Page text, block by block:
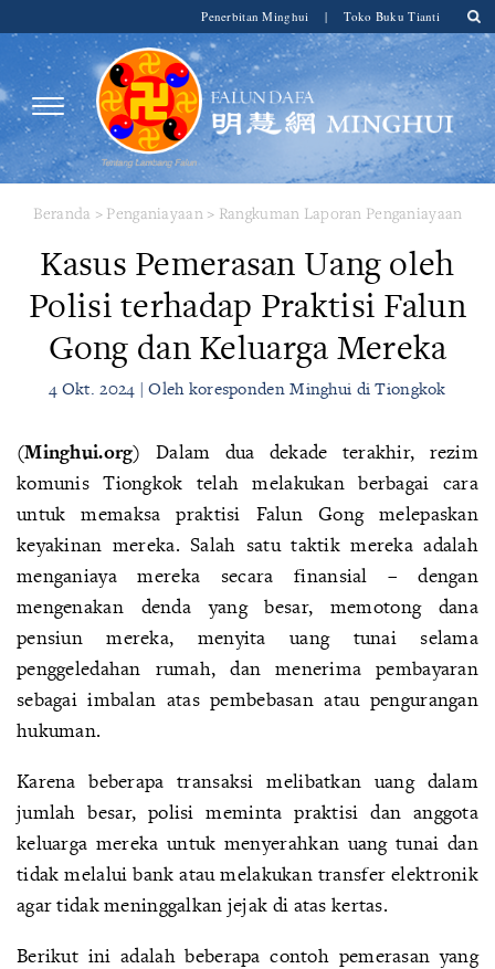
Penerbitan Minghui | Toko Buku Tianti
Beranda > Penganiayaan> Rangkuman Laporan Penganiayaan
Kasus Pemerasan Uang oleh
Polisi terhadap Praktisi Falun
Gong dan Keluarga Mereka
4 Okt. 2024 | Oleh koresponden Minghui di Tiongkok
(Minghui.org) Dalam dua dekade terakhir, rezim
komunis Tiongkok telah melakukan berbagai cara
untuk memaksa praktisi Falun Gong melepaskan
keyakinan mereka. Salah satu taktik mereka adalah
menganiaya mereka secara finansial – dengan
mengenakan denda yang besar, memotong dana
pensiun mereka, menyita uang tunai selama
penggeledahan rumah, dan menerima pembayaran
sebagai imbalan atas pembebasan atau pengurangan
hukuman.
Karena beberapa transaksi melibatkan uang dalam
jumlah besar, polisi meminta praktisi dan anggota
keluarga mereka untuk menyerahkan uang tunai dan
tidak melalui bank atau melakukan transfer elektronik
agar tidak meninggalkan jejak di atas kertas.
Berikut ini adalah beberapa contoh pemerasan yang